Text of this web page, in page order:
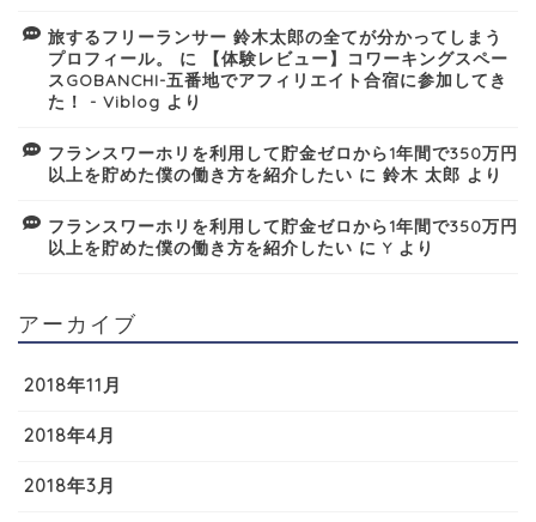
旅するフリーランサー 鈴木太郎の全てが分かってしまう
プロフィール。
に
【体験レビュー】コワーキングスペー
スGOBANCHI-五番地でアフィリエイト合宿に参加してき
た！ - Viblog より
フランスワーホリを利用して貯金ゼロから1年間で350万円
以上を貯めた僕の働き方を紹介したい に 鈴木 太郎 より
フランスワーホリを利用して貯金ゼロから1年間で350万円
以上を貯めた僕の働き方を紹介したい に Y より
アーカイブ
2018年11月
2018年4月
2018年3月